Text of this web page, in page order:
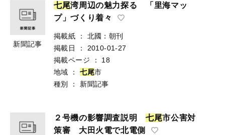
新聞記事
七尾湾周辺の魅力探る 「里海マッ
プ」づくり着々
掲載紙 ：
北國：朝刊
掲載日
：
2010-01-27
掲載ページ
：
18
地域
： 七尾市
種別
： 新聞記事
２号機の影響調査説明七尾市公害対
策審 大田火電で北電側